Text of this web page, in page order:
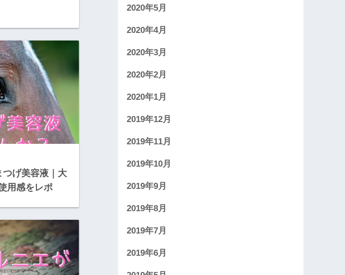
つげ美容液｜大
用感をレポ
2020年5月
2020年4月
2020年3月
2020年2月
2020年1月
2019年12月
2019年11月
2019年10月
2019年9月
2019年8月
2019年7月
2019年6月